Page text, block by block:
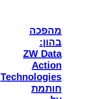
מהפכה
בהון:
ZW Data
Action
Technologies
חותמת